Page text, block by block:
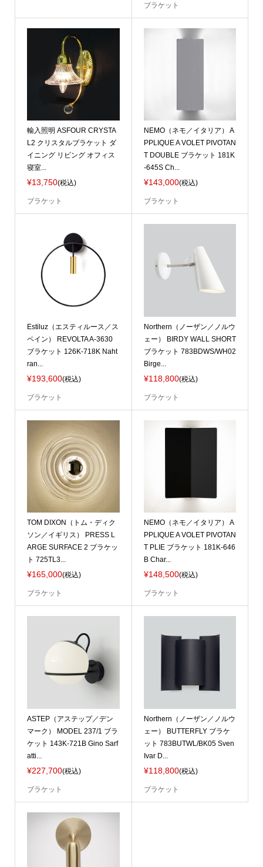
ブラケット
輸入照明 ASFOUR CRYSTA
L2 クリスタルブラケット ダ
イニング リビング オフィス
寝室...
¥13,750(税込)
ブラケット
NEMO（ネモ／イタリア） A
PPLIQUE A VOLET PIVOTAN
T DOUBLE ブラケット 181K
-645S Ch...
¥143,000(税込)
ブラケット
Estiluz（エスティルース／ス
ペイン） REVOLTA A-3630
ブラケット 126K-718K Naht
ran...
¥193,600(税込)
ブラケット
Northern（ノーザン／ノルウ
ェー） BIRDY WALL SHORT
ブラケット 783BDWS/WH02
Birge...
¥118,800(税込)
ブラケット
TOM DIXON（トム・ディク
ソン／イギリス） PRESS L
ARGE SURFACE 2 ブラケッ
ト 725TL3...
¥165,000(税込)
ブラケット
NEMO（ネモ／イタリア） A
PPLIQUE A VOLET PIVOTAN
T PLIE ブラケット 181K-646
B Char...
¥148,500(税込)
ブラケット
ASTEP（アステップ／デン
マーク） MODEL 237/1 ブラ
ケット 143K-721B Gino Sarf
atti...
¥227,700(税込)
ブラケット
Northern（ノーザン／ノルウ
ェー） BUTTERFLY ブラケ
ット 783BUTWL/BK05 Sven
Ivar D...
¥118,800(税込)
ブラケット